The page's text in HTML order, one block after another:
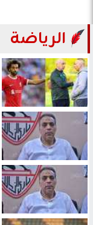
الرياضة